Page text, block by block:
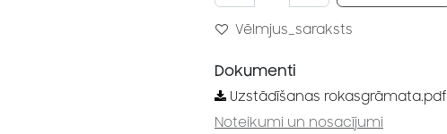
Vēlmjus_saraksts
Dokumenti
Uzstādīšanas rokasgrāmata.pdf
Noteikumi un nosacījumi